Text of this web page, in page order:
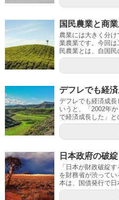
国民農業と商
農業には大きく分
業農業です。今回
民農業とは、自国民
デフレでも経
デフレでも経済成長
いうと、「2002年
で経済成長した」と
日本政府の破綻
「日本が財政破綻
を財務省が渋って
本は、国債発行で